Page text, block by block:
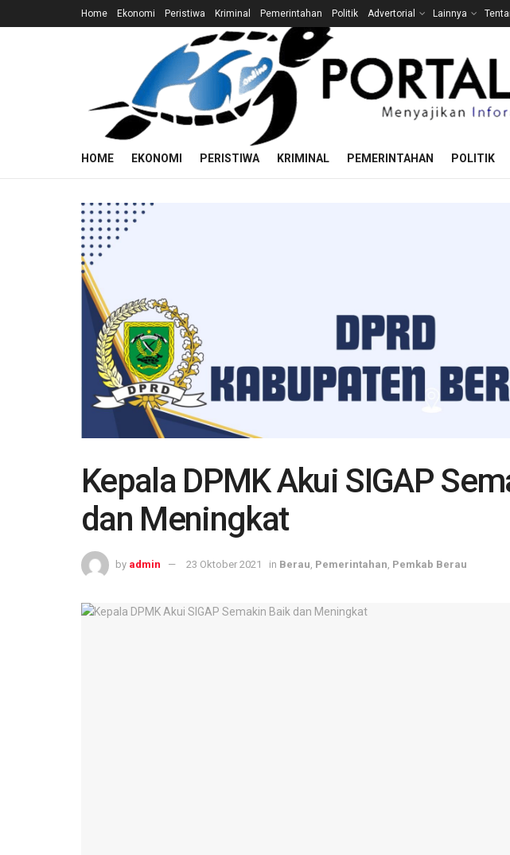
Home Ekonomi Peristiwa Kriminal Pemerintahan Politik Advertorial Lainnya
HOME EKONOMI PERISTIWA KRIMINAL PEMERINTAHAN POLITIK
Kepala DPMK Akui SIGAP
dan Meningkat
by admin 23 Oktober 2021 in Berau, Pemerintahan, Pemkab Berau